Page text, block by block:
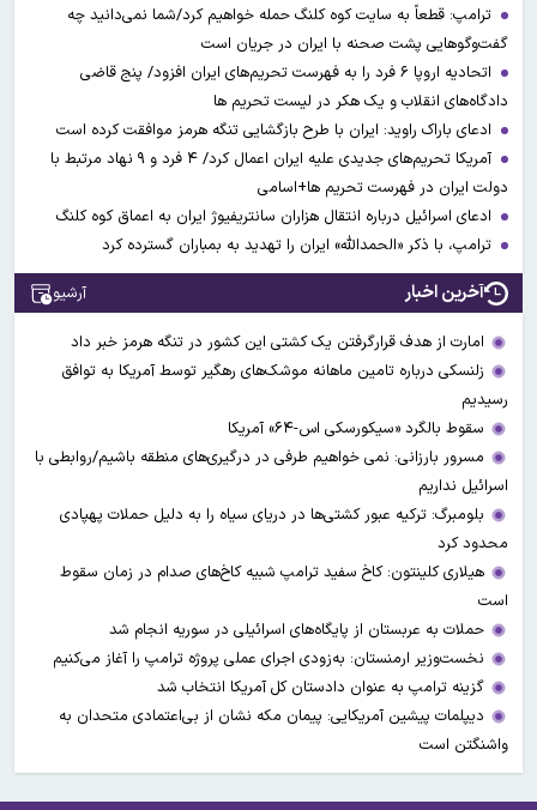
ترامپ: قطعاً به سایت کوه کلنگ حمله خواهیم کرد/شما نمی‌دانید چه
گفت‌وگوهایی پشت صحنه با ایران در جریان است
اتحادیه اروپا ۶ فرد را به فهرست تحریم‌های ایران افزود/ پنج قاضی
دادگاه‌های انقلاب و یک هکر در لیست تحریم ها
ادعای باراک راوید: ایران با طرح بازگشایی تنگه هرمز موافقت کرده است
آمریکا تحریم‌های جدیدی علیه ایران اعمال کرد/ ۴ فرد و ۹ نهاد مرتبط با
دولت ایران در فهرست تحریم ها+اسامی
ادعای اسرائیل درباره انتقال هزاران سانتریفیوژ ایران به اعماق کوه کلنگ
ترامپ، با ذکر «الحمدالله» ایران را تهدید به بمباران گسترده کرد
آخرین اخبار آرشیو
امارت از هدف قرارگرفتن یک کشتی این کشور در تنگه هرمز خبر داد
زلنسکی درباره تامین ماهانه موشک‌های رهگیر توسط آمریکا به توافق
رسیدیم
سقوط بالگرد «سیکورسکی اس-۶۴» آمریکا
مسرور بارزانی: نمی خواهیم طرفی در درگیری‌های منطقه باشیم/روابطی با
اسرائیل نداریم
بلومبرگ: ترکیه عبور کشتی‌ها در دریای سیاه را به دلیل حملات پهپادی
محدود کرد
هیلاری کلینتون: کاخ سفید ترامپ شبیه کاخ‌های صدام در زمان سقوط
است
حملات به عربستان از پایگاه‌های اسرائیلی در سوریه انجام شد
نخست‌وزیر ارمنستان: به‌زودی اجرای عملی پروژه ترامپ را آغاز می‌کنیم
گزینه ترامپ به عنوان دادستان کل آمریکا انتخاب شد
دیپلمات پیشین آمریکایی: پیمان مکه نشان از بی‌اعتمادی متحدان به
واشنگتن است